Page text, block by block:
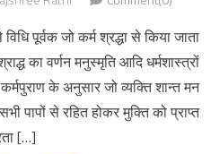
पूर्वक जो कर्म श्रद्धा से किया जाता
का वर्णन मनुस्मृति आदि धर्मशास्त्रों
के अनुसार जो व्यक्ति शान्त मन
पापों से रहित होकर मुक्ति को प्राप्त
[…]